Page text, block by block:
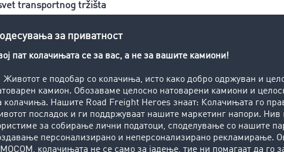
transportnog tržišta
platformu za
transportno poslovanje širom Evrope. Saradnja sa školama i
isto tako spada u portfolio. Kroz školovanje na jeziku
godinama učenja i semestrima dobijaju uvid u praksu
u drumskom saobraćaju dobara, predstavljena je upotreba
"U radnom životu većina će raditi sa alatkama
zna Tina Pandža, menadžerka za Srbiju u
i inženjeri mogu na taj način da nauče još više o
i logistike.